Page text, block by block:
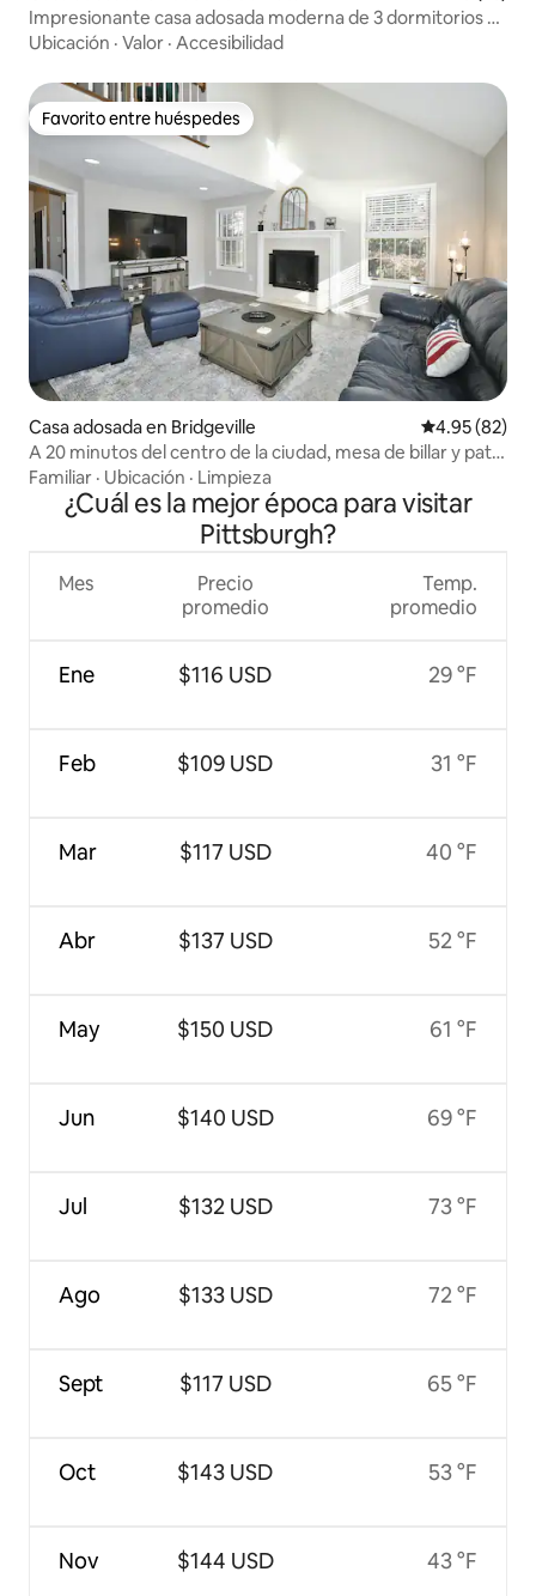
Impresionante casa adosada moderna de 3 dormitorios y 1
aseo con capacidad para 8 personas.
Ubicación · Valor · Accesibilidad
Favorito entre huéspedes
Favorito entre huéspedes
Casa adosada en Bridgeville Calificación
4.95 (82)
A 20 minutos del centro de la ciudad, mesa de billar y patio
vallado
Familiar · Ubicación · Limpieza
¿Cuál es la mejor época para visitar
Pittsburgh?
Mes
Ene
Feb
Mar
Abr
May
Jun
Jul
Ago
Sept
Oct
Nov
Precio
promedio
$116 USD
$109 USD
$117 USD
$137 USD
$150 USD
$140 USD
$132 USD
$133 USD
$117 USD
$143 USD
$144 USD
Temp.
promedio
29 °F
31 °F
40 °F
52 °F
61 °F
69 °F
73 °F
72 °F
65 °F
53 °F
43 °F